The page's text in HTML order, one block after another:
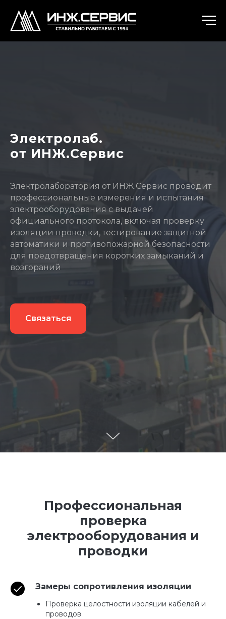
Электролаб.
от ИНЖ.Сервис
Электролаборатория от ИНЖ.Сервис проводит
профессиональные измерения и испытания
электрооборудования с выдачей
официального протокола, включая проверку
изоляции проводки, тестирование защитной
автоматики и противопожарной безопасности
для предотвращения коротких замыканий и
возгораний
Связаться
Профессиональная
проверка
электрооборудования и
проводки
Замеры сопротивления изоляции
Проверка целостности изоляции кабелей и
проводов